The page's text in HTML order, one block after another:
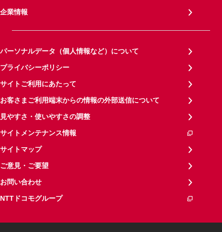
企業情報
パーソナルデータ（個人情報など）について
プライバシーポリシー
サイトご利用にあたって
お客さまご利用端末からの情報の外部送信について
見やすさ・使いやすさの調整
サイトメンテナンス情報
サイトマップ
ご意見・ご要望
お問い合わせ
NTTドコモグループ